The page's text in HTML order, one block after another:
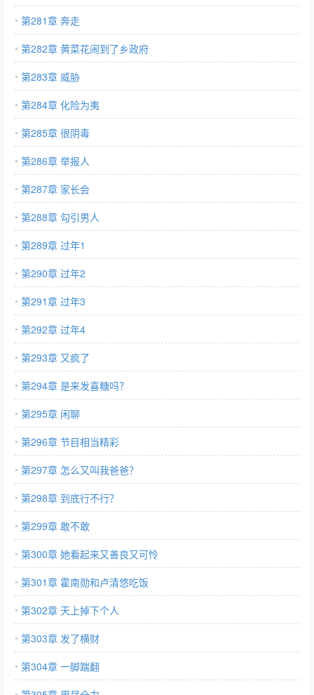
第281章 奔走
第282章 黄菜花闹到了乡政府
第283章 威胁
第284章 化险为夷
第285章 很阴毒
第286章 举报人
第287章 家长会
第288章 勾引男人
第289章 过年1
第290章 过年2
第291章 过年3
第292章 过年4
第293章 又疯了
第294章 是来发喜糖吗？
第295章 闲聊
第296章 节目相当精彩
第297章 怎么又叫我爸爸？
第298章 到底行不行？
第299章 敢不敢
第300章 她看起来又善良又可怜
第301章 霍南勋和卢清悠吃饭
第302章 天上掉下个人
第303章 发了横财
第304章 一脚踹翻